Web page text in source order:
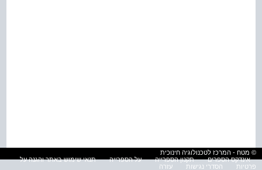
© מטח - המרכז לטכנולוגיה חינוכית
אינדקס הספרים
תקנון הספרייה על הספרייה
תנאי שימוש באתר והגנה על
פרטיות
הסדרי נגישות עזרה